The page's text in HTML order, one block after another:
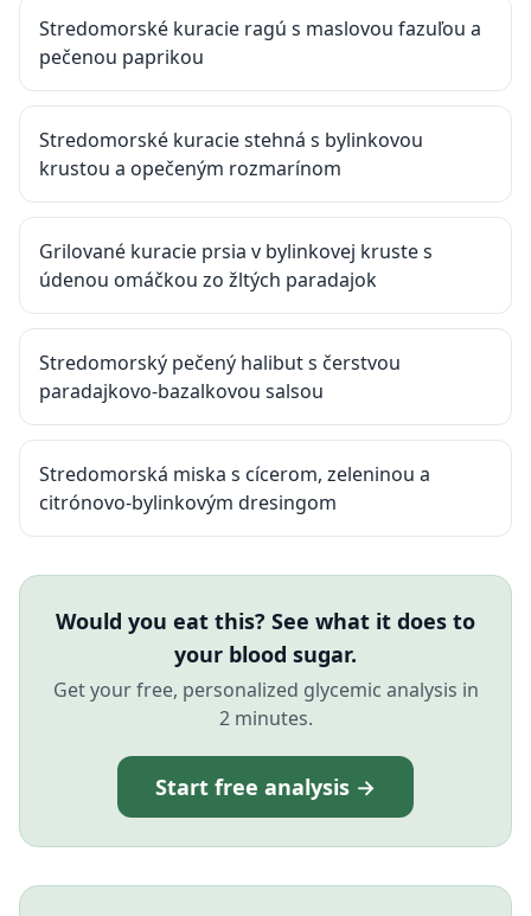
Stredomorské kuracie ragú s maslovou fazuľou a
pečenou paprikou
Stredomorské kuracie stehná s bylinkovou
krustou a opečeným rozmarínom
Grilované kuracie prsia v bylinkovej kruste s
údenou omáčkou zo žltých paradajok
Stredomorský pečený halibut s čerstvou
paradajkovo-bazalkovou salsou
Stredomorská miska s cícerom, zeleninou a
citrónovo-bylinkovým dresingom
Would you eat this? See what it does to
your blood sugar.
Get your free, personalized glycemic analysis in
2 minutes.
Start free analysis →